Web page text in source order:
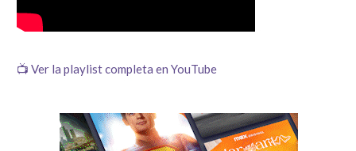
📺 Ver la playlist completa en YouTube